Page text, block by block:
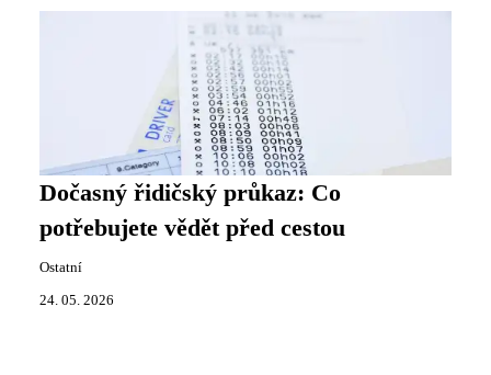
Dočasný řidičský průkaz: Co
potřebujete vědět před cestou
Ostatní
24. 05. 2026